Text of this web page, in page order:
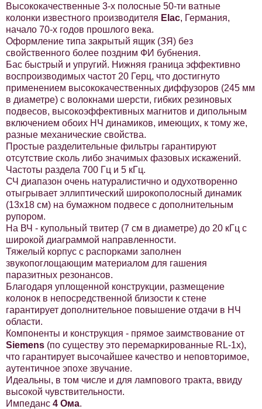
Высококачественные 3-х полосные 50-ти ватные
колонки известного производителя Elac, Германия,
начало 70-х годов прошлого века.
Оформление типа закрытый ящик (ЗЯ) без
свойственного более поздним ФИ бубнения.
Бас быстрый и упругий. Нижняя граница эффективно
воспроизводимых частот 20 Герц, что достигнуто
применением высококачественных диффузоров (245 мм
в диаметре) с волокнами шерсти, гибких резиновых
подвесов, высокоэффективных магнитов и дипольным
включением обоих НЧ динамиков, имеющих, к тому же,
разные механические свойства.
Простые разделительные фильтры гарантируют
отсутствие сколь либо значимых фазовых искажений.
Частоты раздела 700 Гц и 5 кГц.
СЧ диапазон очень натуралистично и одухотворенно
отыгрывает эллиптический широкополосный динамик
(13х18 см) на бумажном подвесе с дополнительным
рупором.
На ВЧ - купольный твитер (7 см в диаметре) до 20 кГц с
широкой диаграммой направленности.
Тяжелый корпус с распорками заполнен
звукопоглощающим материалом для гашения
паразитных резонансов.
Благодаря уплощенной конструкции, размещение
колонок в непосредственной близости к стене
гарантирует дополнительное повышение отдачи в НЧ
области.
Компоненты и конструкция - прямое заимствование от
Siemens (по существу это перемаркированные RL-1x),
что гарантирует высочайшее качество и неповторимое,
аутентичное эпохе звучание.
Идеальны, в том числе и для лампового тракта, ввиду
высокой чувствительности.
Импеданс 4 Ома.